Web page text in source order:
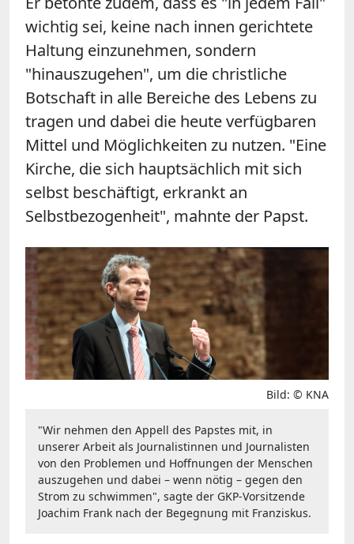
wichtig sei, keine nach innen gerichtete
Haltung einzunehmen, sondern
"hinauszugehen", um die christliche
Botschaft in alle Bereiche des Lebens zu
tragen und dabei die heute verfügbaren
Mittel und Möglichkeiten zu nutzen. "Eine
Kirche, die sich hauptsächlich mit sich
selbst beschäftigt, erkrankt an
Selbstbezogenheit", mahnte der Papst.
Bild: © KNA
"Wir nehmen den Appell des Papstes mit, in
unserer Arbeit als Journalistinnen und Journalisten
von den Problemen und Hoffnungen der Menschen
auszugehen und dabei – wenn nötig – gegen den
Strom zu schwimmen", sagte der GKP-Vorsitzende
Joachim Frank nach der Begegnung mit Franziskus.